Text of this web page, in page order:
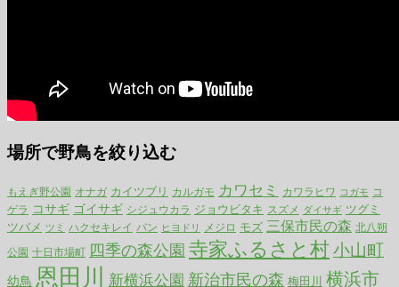
場所で野鳥を絞り込む
もえぎ野公園 オナガ カイツブリ カルガモ カワセミ カワラヒワ コガモ コ
ゲラ
コサギ ゴイサギ シジュウカラ ジョウビタキ スズメ ダイサギ ツグミ
ツバメ ツミ ハクセキレイ バン ヒヨドリ メジロ モズ 三保市民の森 北八朔
公園 十日市場町 四季の森公園 寺家ふるさと村小山町
幼鳥 恩田川 新横浜公園 新治市民の森 梅田川
横浜市